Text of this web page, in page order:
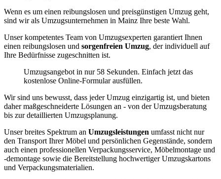
Wenn es um einen reibungslosen und preisgünstigen Umzug geht,
sind wir als Umzugsunternehmen in Mainz Ihre beste Wahl.
Unser kompetentes Team von Umzugsexperten garantiert Ihnen
einen reibungslosen und sorgenfreien Umzug, der individuell auf
Ihre Bedürfnisse zugeschnitten ist.
Umzugsangebot in nur 58 Sekunden. Einfach jetzt das
kostenlose Online-Formular ausfüllen.
Wir sind uns bewusst, dass jeder Umzug einzigartig ist, und bieten
daher maßgeschneiderte Lösungen an - von der Umzugsberatung
bis zur detaillierten Umzugsplanung.
Unser breites Spektrum an Umzugsleistungen umfasst nicht nur
den Transport Ihrer Möbel und persönlichen Gegenstände, sondern
auch einen professionellen Verpackungsservice, Möbelmontage und
-demontage sowie die Bereitstellung hochwertiger Umzugskartons
und Verpackungsmaterialien.